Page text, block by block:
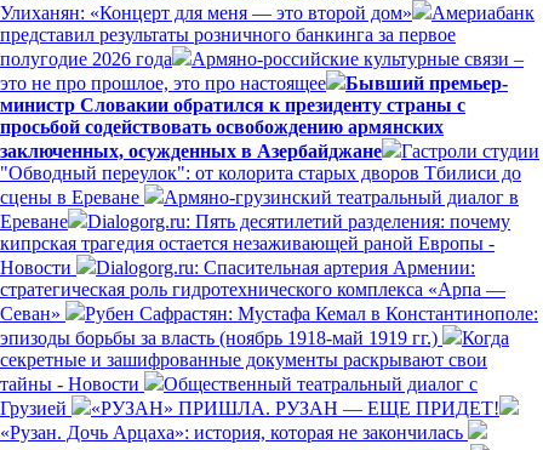
Улиханян: «Концерт для меня — это второй дом»
Америабанк
представил результаты розничного банкинга за первое
полугодие 2026 года
Армяно-российские культурные связи –
это не про прошлое, это про настоящее
Бывший премьер-
министр Словакии обратился к президенту страны с
просьбой содействовать освобождению армянских
заключенных, осужденных в Азербайджане
Гастроли студии
"Обводный переулок": от колорита старых дворов Тбилиси до
сцены в Ереване
Армяно-грузинский театральный диалог в
Ереване
Dialogorg.ru: Пять десятилетий разделения: почему
кипрская трагедия остается незаживающей раной Европы -
Новости
Dialogorg.ru: Спасительная артерия Армении:
стратегическая роль гидротехнического комплекса «Арпа —
Севан»
Рубен Сафрастян: Мустафа Кемал в Константинополе:
эпизоды борьбы за власть (ноябрь 1918-май 1919 гг.)
Когда
секретные и зашифрованные документы раскрывают свои
тайны - Новости
Общественный театральный диалог с
Грузией
«РУЗАН» ПРИШЛА. РУЗАН — ЕЩЕ ПРИДЕТ!
«Рузан. Дочь Арцаха»: история, которая не закончилась